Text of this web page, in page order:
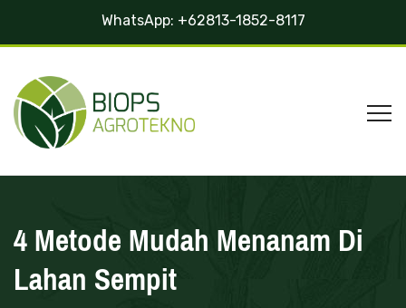
WhatsApp: +62813-1852-8117
4 Metode Mudah Menanam Di
Lahan Sempit